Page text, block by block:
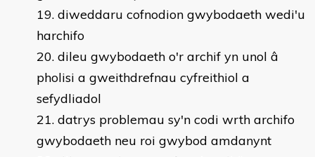
diweddaru cofnodion gwybodaeth wedi'u
harchifo
dileu gwybodaeth o'r archif yn unol â
pholisi a gweithdrefnau cyfreithiol a
sefydliadol
datrys problemau sy'n codi wrth archifo
gwybodaeth neu roi gwybod amdanynt